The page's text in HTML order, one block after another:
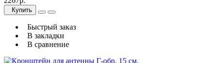
Купить
Быстрый заказ
В закладки
В сравнение